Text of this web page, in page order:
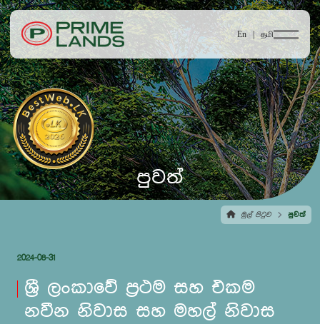
En | தமி
පුවත්
මුල් පිටුව පුවත්
2024-08-31
ශ්‍රී ලංකාවේ ප්‍රථම සහ එකම
නවීන නිවාස සහ මහල් නිවාස